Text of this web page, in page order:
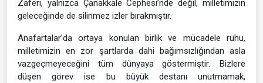
Zaferi, yalnızca Çanakkale Cephesi’nde değil, milletimizin
geleceğinde de silinmez izler bırakmıştır.
Anafartalar’da ortaya konulan birlik ve mücadele ruhu,
milletimizin en zor şartlarda dahi bağımsızlığından asla
vazgeçmeyeceğini tüm dünyaya göstermiştir. Bizlere
düşen görev ise bu büyük destanı unutmamak,